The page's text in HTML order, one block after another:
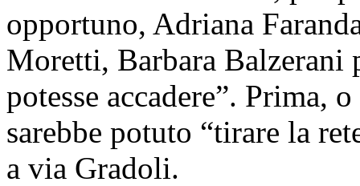
opportuno, Adriana
Moretti, Barbara Balzerani
potesse accadere”. Prima,
sarebbe potuto “tirare la
a via Gradoli.